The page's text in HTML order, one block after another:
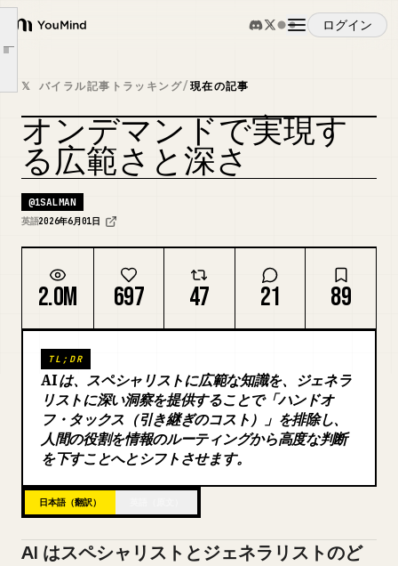
YouMind
ログイン
概要
ユースケース
スキル
プロンプト
料金
ダウンロード
ブログ
更新情報
Article outline
アーキテクチャは依然として重要だ
新しいスキル
𝕏 バイラル記事トラッキング/現在の記事
カバーをリミックス
オンデマンドで実現す
る広範さと深さ
@1SALMAN
英語2026年6月01日
2.0M 697 47 21 89
TL;DR
AI は、スペシャリストに広範な知識を、ジェネラ
リストに深い洞察を提供することで「ハンドオ
フ・タックス（引き継ぎのコスト）」を排除し、
人間の役割を情報のルーティングから高度な判断
を下すことへとシフトさせます。
日本語（翻訳）
AI はスペシャリストとジェネラリストのど